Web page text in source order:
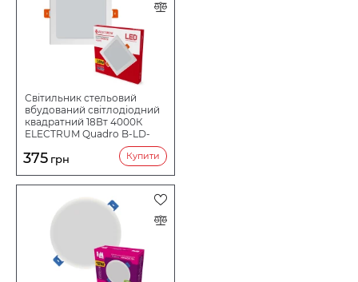
Світильник стельовий
вбудований світлодіодний
квадратний 18Вт 4000К
ELECTRUM Quadro B-LD-
375 грн Купити